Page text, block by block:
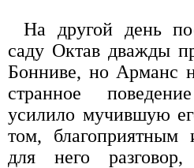
На другой день
саду Октав дважды
Бонниве, но Арманс
странное
усилило мучившую
том,
для него